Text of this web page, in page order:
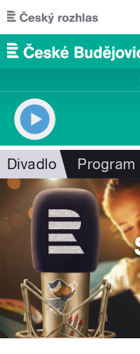
Přejít k hlavnímu obsahu
Divadlo Program